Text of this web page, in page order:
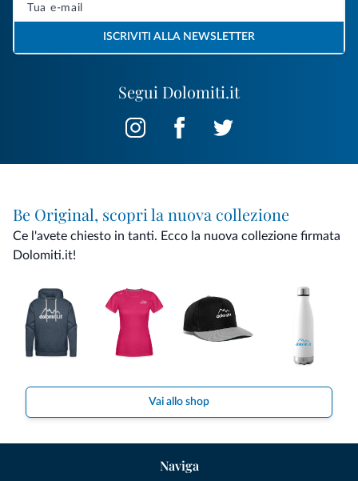
Segui Dolomiti.it
ISCRIVITI ALLA NEWSLETTER
Be Original, scopri la nuova collezione
Ce l'avete chiesto in tanti. Ecco la nuova collezione firmata
Dolomiti.it!
Vai allo shop
Naviga